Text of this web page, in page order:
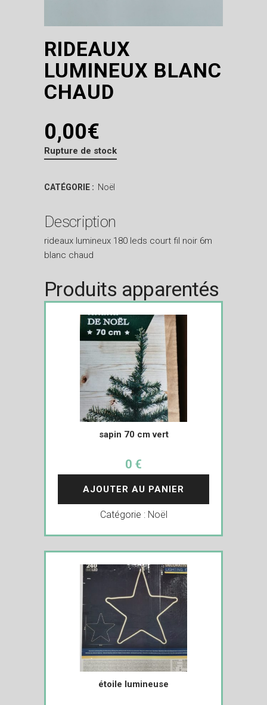
RIDEAUX
LUMINEUX BLANC
CHAUD
0,00€
Rupture de stock
CATÉGORIE : Noël
Description
rideaux lumineux 180 leds court fil noir 6m
blanc chaud
Produits apparentés
sapin 70 cm vert
0 €
AJOUTER AU PANIER
Catégorie : Noël
étoile lumineuse